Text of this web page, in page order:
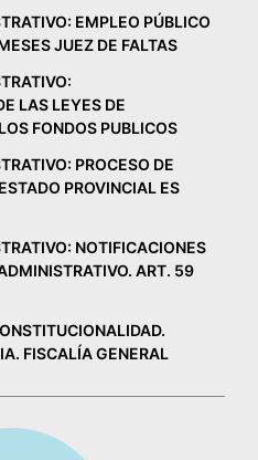
EMPLEO PÚBLICO
JUEZ DE FALTAS
LAS LEYES DE
FONDOS PUBLICOS
PROCESO DE
PROVINCIAL ES
NOTIFICACIONES
ART. 59
FISCALÍA GENERAL